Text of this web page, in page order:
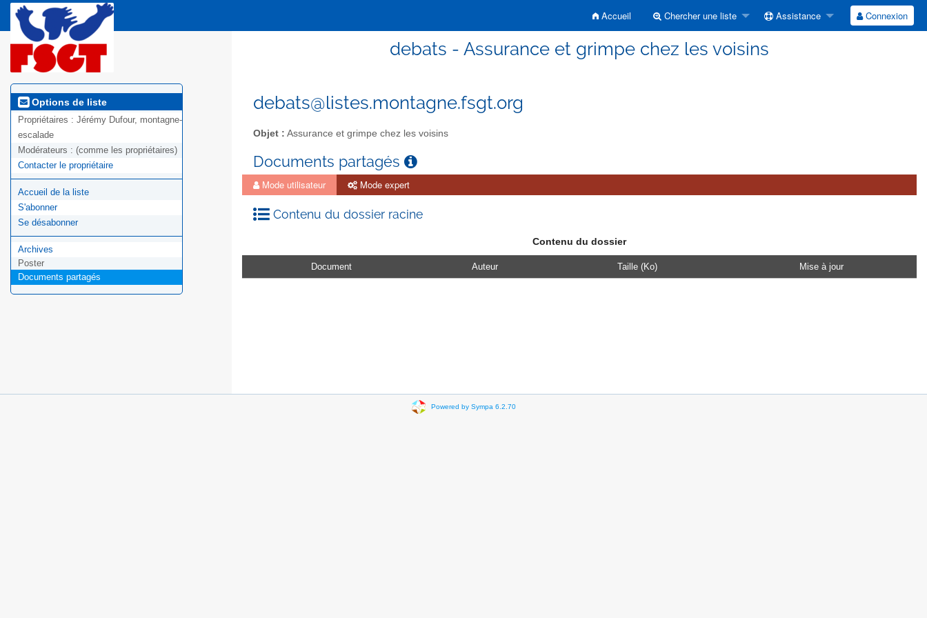
Accueil Chercher une liste Assistance Connexion
debats - Assurance et grimpe chez les voisins
Options de liste
Propriétaires : Jérémy Dufour, montagne-
escalade
Modérateurs : (comme les propriétaires)
Contacter le propriétaire
Accueil de la liste
S'abonner
Se désabonner
Archives
Poster
Documents partagés
debats@listes.montagne.fsgt.org
Objet : Assurance et grimpe chez les voisins
Documents partagés
Mode utilisateur Mode expert
Contenu du dossier racine
Contenu du dossier
Document Auteur Taille (Ko) Mise à jour
Powered by Sympa 6.2.70